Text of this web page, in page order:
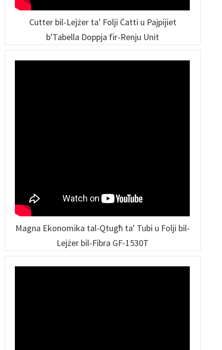
Cutter bil-Lejżer ta' Folji Ċatti u Pajpijiet
b'Tabella Doppja fir-Renju Unit
Magna Ekonomika tal-Qtugħ ta' Tubi u Folji bil-
Lejżer bil-Fibra GF-1530T